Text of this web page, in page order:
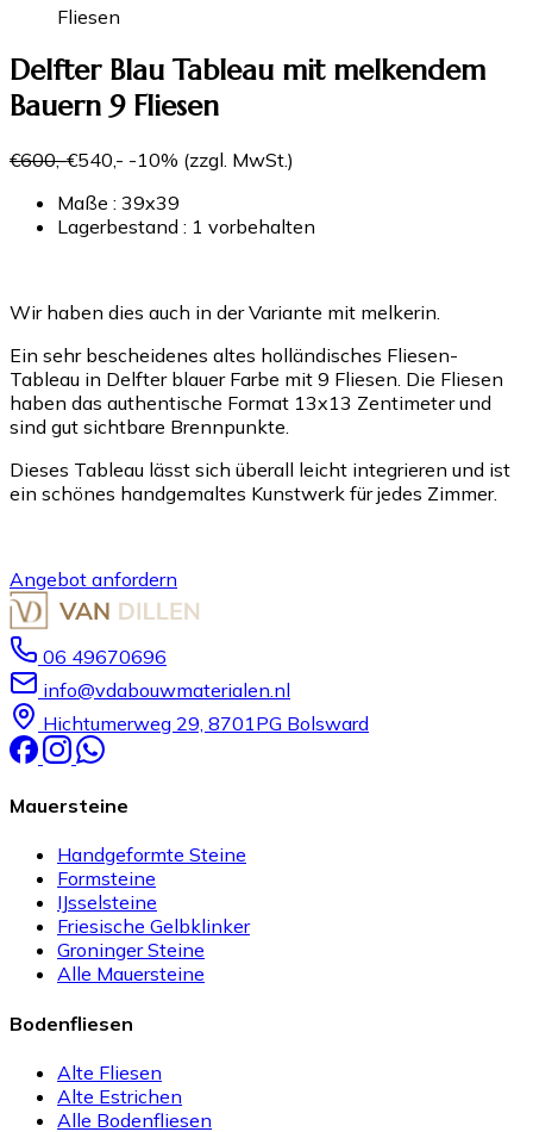
Fliesen
Delfter Blau Tableau mit melkendem
Bauern 9 Fliesen
€600,-€540,- -10% (zzgl. MwSt.)
Maße : 39x39
Lagerbestand : 1 vorbehalten
Wir haben dies auch in der Variante mit melkerin.
Ein sehr bescheidenes altes holländisches Fliesen-
Tableau in Delfter blauer Farbe mit 9 Fliesen. Die Fliesen
haben das authentische Format 13x13 Zentimeter und
sind gut sichtbare Brennpunkte.
Dieses Tableau lässt sich überall leicht integrieren und ist
ein schönes handgemaltes Kunstwerk für jedes Zimmer.
Angebot anfordern
06 49670696
info@vdabouwmaterialen.nl
Hichtumerweg 29, 8701PG Bolsward
Mauersteine
Handgeformte Steine
Formsteine
IJsselsteine
Friesische Gelbklinker
Groninger Steine
Alle Mauersteine
Bodenfliesen
Alte Fliesen
Alte Estrichen
Alle Bodenfliesen